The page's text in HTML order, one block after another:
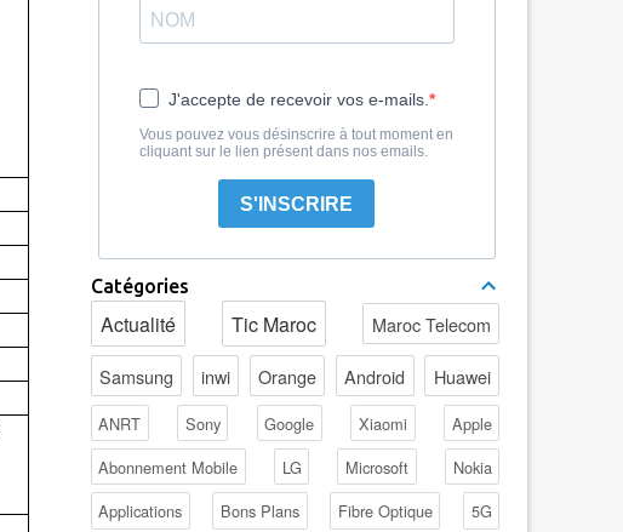
J'accepte de recevoir vos e-mails.
Vous pouvez vous désinscrire à tout moment en
cliquant sur le lien présent dans nos emails.
S'INSCRIRE
Catégories
Actualité Tic Maroc Maroc Telecom
Samsung inwi Orange Android Huawei
ANRT Sony Google Xiaomi
Apple
Abonnement Mobile
LG Microsoft
Nokia
Applications
Bons Plans Fibre Optique
5G